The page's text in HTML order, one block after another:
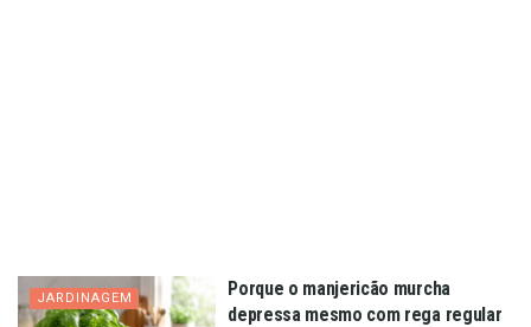
JARDINAGEM
Porque o manjericão murcha
depressa mesmo com rega regular